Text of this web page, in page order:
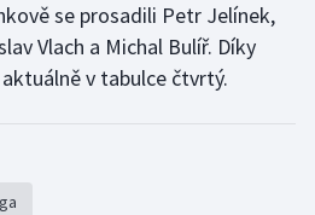
se prosadili Petr Jelínek,
Vlach a Michal Bulíř. Díky
v tabulce čtvrtý.